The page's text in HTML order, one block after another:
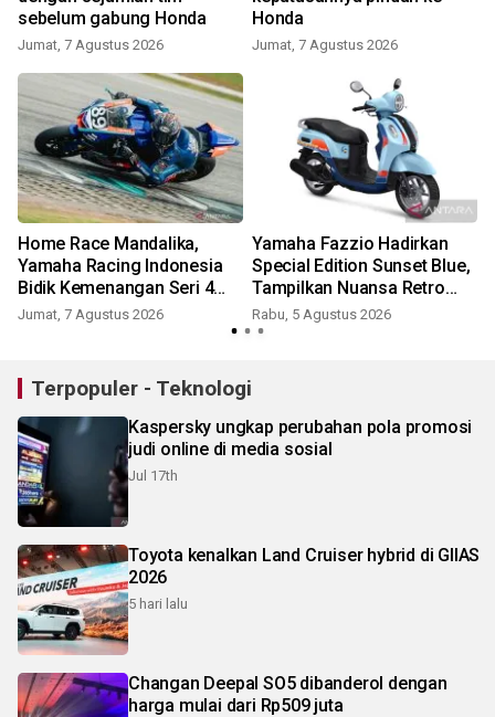
sebelum gabung Honda
Jumat, 7 Agustus 2026
Honda
Jumat, 7 Agustus 2026
Home Race Mandalika,
Yamaha Racing Indonesia
Bidik Kemenangan Seri 4
ARRC
Jumat, 7 Agustus 2026
Yamaha Fazzio Hadirkan
Special Edition Sunset Blue,
Tampilkan Nuansa Retro
Summer yang Semakin
Skena
Rabu, 5 Agustus 2026
Terpopuler - Teknologi
Kaspersky ungkap perubahan pola promosi
judi online di media sosial
Jul 17th
Toyota kenalkan Land Cruiser hybrid di GIIAS
2026
5 hari lalu
Changan Deepal SO5 dibanderol dengan
harga mulai dari Rp509 juta